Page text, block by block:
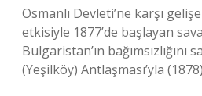
Osmanlı Devleti’ne karşı
etkisiyle 1877’de başlayan
Bulgaristan’ın
(Yeşilköy) Antlaşması’yla